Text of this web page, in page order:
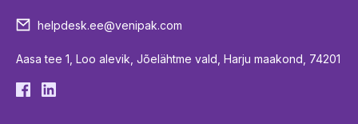
helpdesk.ee@venipak.com
Aasa tee 1, Loo alevik, Jõelähtme vald, Harju maakond, 74201